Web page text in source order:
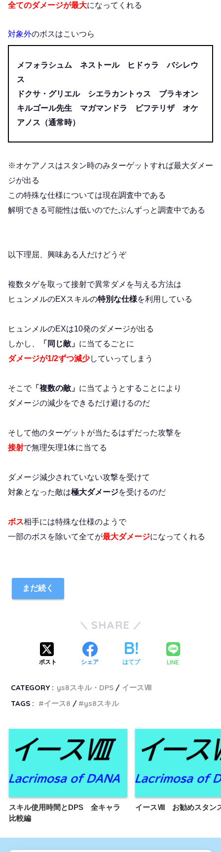
全てのダメージが最大になってくれる
対象外のボスはこいつら
メフォラシュム ネストール ヒドゥラ バシレウ
ス
ドクサ・グリエル シエラカントゥス ブラキオン
キルゴール先生 マガマンドラ ビフテリザ オケ
アノス（通常時）
※オケアノスはスタン時のみターゲットすれば最大ダメー
ジが出る
この特殊な仕様については現在調査中である
解明できる可能性は低いのでたぶんずっと調査中である
以下理屈、興味ある人だけどうぞ
複数タゲを取って接射で異常ダメを与える方法は
ヒュンメルのEXスキルの特別な仕様を利用している
ヒュンメルのEXは10発のダメージが出る
しかし、
「同じ敵」 に当てるごとに
ダメージが1/2ずつ減少していってしまう
そこで「複数の敵」 に当てようとすることにより
ダメージの減少をできるだけ避けるのだ
そして他のターゲットが当たるはずだった攻撃を
接射で無理矢理1体に当てる
ダメージ減少されていない攻撃を受けて
対象となった敵は極大ダメージを受けるのだ
ボス相手には特殊な仕様のようで
一部のボスを除いて全てが最大ダメージになってくれる
まだ続く
SHARE
ポスト シェア はてブ LINE
CATEGORY : ys8スキル・DPS
イースⅧ
TAGS :
イース8 ys8スキル
スキル使用時間とDPS 全キャラ
比較編
イースⅧ お勧めスタン